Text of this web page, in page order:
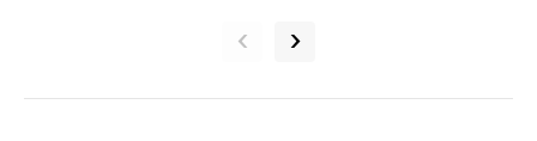
‹ ›